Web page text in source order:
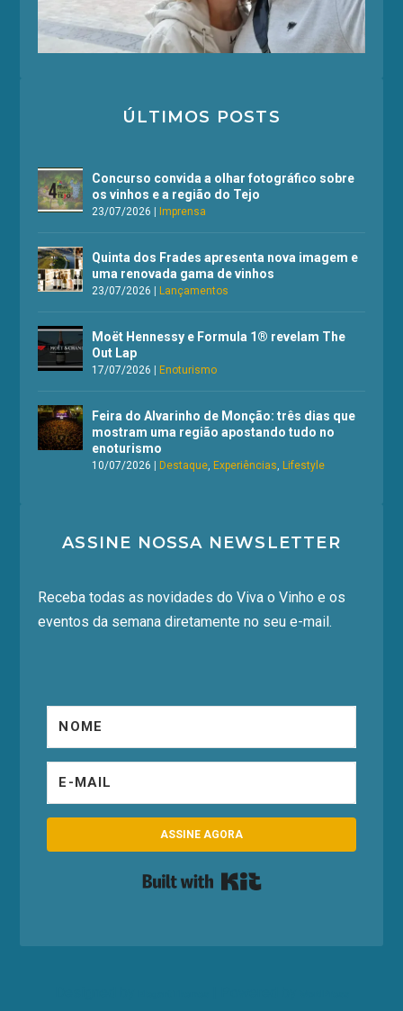
ÚLTIMOS POSTS
Concurso convida a olhar fotográfico sobre
os vinhos e a região do Tejo
23/07/2026 |Imprensa
Quinta dos Frades apresenta nova imagem e
uma renovada gama de vinhos
23/07/2026 |Lançamentos
Moët Hennessy e Formula 1® revelam The
Out Lap
17/07/2026 |Enoturismo
Feira do Alvarinho de Monção: três dias que
mostram uma região apostando tudo no
enoturismo
10/07/2026 |Destaque ,Experiências ,Lifestyle
ASSINE NOSSA NEWSLETTER
Receba todas as novidades do Viva o Vinho e os
eventos da semana diretamente no seu e-mail.
ASSINE AGORA